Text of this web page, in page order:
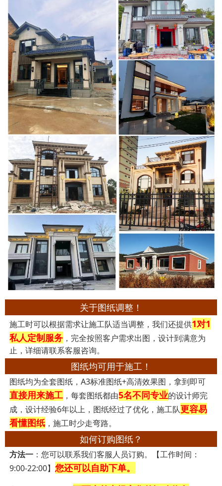
关于图纸调整！
施工时可以根据需求让施工队适当调整，我们还提供1对1
私人定制服务，完全按照客户需求出图，设计到满意为
止，详细请联系客服咨询。
图纸均可用于施工！
图纸均为全套图纸，A3标准图纸+高清效果图，拿到即可
直接用来施工，每套图纸都由5名不同专业的设计师完
成，设计经验6年以上，图纸经过了优化，施工队更容易
看懂图纸，施工时少走弯路。
如何订购图纸？
方法一：您可以联系我们客服人员订购。【工作时间：
9:00-22:00】 您还可以自助下单。